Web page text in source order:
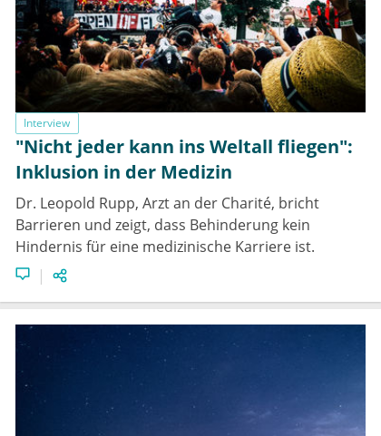
Interview
"Nicht jeder kann ins Weltall fliegen":
Inklusion in der Medizin
Dr. Leopold Rupp, Arzt an der Charité, bricht
Barrieren und zeigt, dass Behinderung kein
Hindernis für eine medizinische Karriere ist.